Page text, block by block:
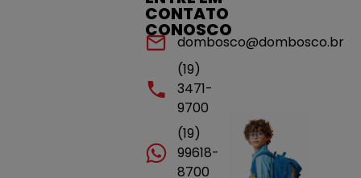
CONTATO
CONOSCO
dombosco@dombosco.br
(19)
3471-
9700
(19)
99618-
8700